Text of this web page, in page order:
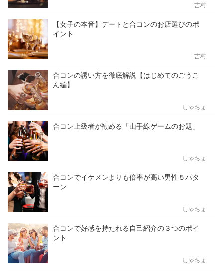
吉村
【女子の本音】デートと合コンのお店選びのポ
イント
吉村
合コンの誘い方を徹底解説【はじめてのごうこ
ん編】
しゃちょ
合コン上級者が勧める「山手線ゲームのお題」
しゃちょ
合コンでイケメンよりも倍率が高い男性５パタ
ーン
しゃちょ
合コンで好感を持たれる自己紹介の３つのポイ
ント
しゃちょ